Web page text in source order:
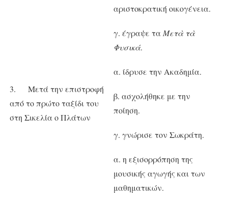
αριστοκρατική οικογένεια.
γ. έγραψε τα Μετὰ τὰ
Φυσικά.
3. Μετά την επιστροφή
από το πρώτο ταξίδι του
στη Σικελία ο Πλάτων
α. ίδρυσε την Ακαδημία.
β. ασχολήθηκε με την
ποίηση.
γ. γνώρισε τον Σωκράτη.
α. η εξισορρόπηση της
μουσικής αγωγής και των
μαθηματικών.